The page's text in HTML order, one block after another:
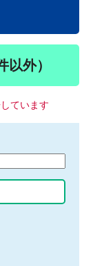
外）
ています